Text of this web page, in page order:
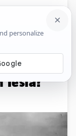
Komentari